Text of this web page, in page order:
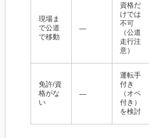
現場ま
で公道
で移動
―
資格だ
けでは
不可
（公道
走行注
意）
免許/資
格がな
い
―
運転手
付き
（オペ
付き）
を検討